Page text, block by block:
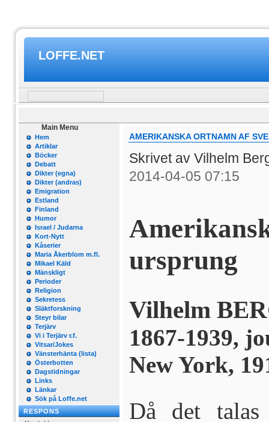
LOFFE.NET
Main Menu
Hem
Artiklar
Böcker
Debatt
Dikter (egna)
Dikter (andras)
Emigration
Estland
Finland
Humor
Israel / Judarna
Kort-Nytt
Kåserier
Maria Åkerblom m.fl.
Mikael Käld
Mänskligt
Perioder
Religion
Sekretess
Släktforskning
Steyr bilar
Terjärv
Vi i Terjärv r.f.
Vitsar/Jokes
Vänsterhänta (lista)
Österbotten
Dagstidningar
Links
Länkar
Sök på Loffe.net
RESPONS
AMERIKANSKA ORTNAMN AF
Skrivet av Vilhelm
2014-04-05 07:15
ursprung
Vilhelm
1867-1939,
New York,
Då det